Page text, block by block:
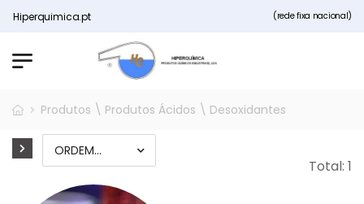
(rede fixa nacional)
Produtos \ Produtos Ácidos \ Desoxidantes
Total: 1